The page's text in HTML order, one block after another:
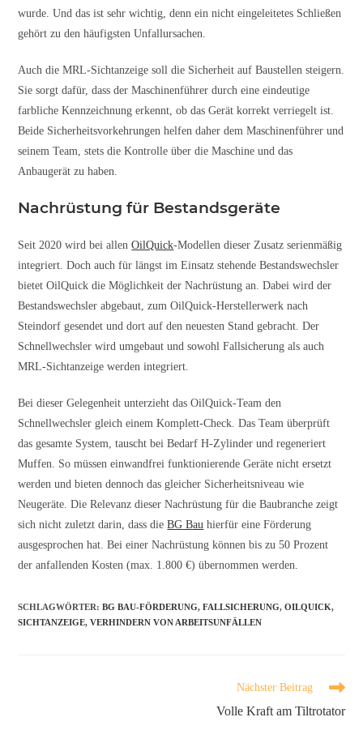
wurde. Und das ist sehr wichtig, denn ein nicht eingeleitetes Schließen
gehört zu den häufigsten Unfallursachen.
Auch die MRL-Sichtanzeige soll die Sicherheit auf Baustellen steigern.
Sie sorgt dafür, dass der Maschinenführer durch eine eindeutige
farbliche Kennzeichnung erkennt, ob das Gerät korrekt verriegelt ist.
Beide Sicherheitsvorkehrungen helfen daher dem Maschinenführer und
seinem Team, stets die Kontrolle über die Maschine und das
Anbaugerät zu haben.
Nachrüstung für Bestandsgeräte
Seit 2020 wird bei allenOilQuick-Modellen dieser Zusatz serienmäßig
integriert. Doch auch für längst im Einsatz stehende Bestandswechsler
bietet OilQuick die Möglichkeit der Nachrüstung an. Dabei wird der
Be­­stands­wechsler abgebaut, zum OilQuick-Herstellerwerk nach
Steindorf gesendet und dort auf den neuesten Stand gebracht. Der
Schnellwechsler wird umgebaut und sowohl Fallsicherung als auch
MRL-Sichtanzeige werden integriert.
Bei dieser Gelegenheit unterzieht das OilQuick-Team den
Schnellwechsler gleich einem Komplett-Check. Das Team überprüft
das gesamte System, tauscht bei Bedarf H-Zylinder und regeneriert
Muffen. So müssen einwandfrei funktionierende Geräte nicht ersetzt
werden und bieten dennoch das gleicher Sicherheitsniveau wie
Neugeräte. Die Relevanz dieser Nachrüstung für die Baubranche zeigt
sich nicht zuletzt darin, dass dieBG Bau hierfür eine Förderung
ausgesprochen hat. Bei einer Nachrüstung können bis zu 50 Prozent
der anfallenden Kosten (max. 1.800 €) übernommen werden.
SCHLAGWÖRTER:BG BAU-FÖRDERUNG, FALLSICHERUNG, OILQUICK,
SICHTANZEIGE, VERHINDERN VON ARBEITSUNFÄLLEN
Nächster Beitrag
Volle Kraft am Tiltrotator